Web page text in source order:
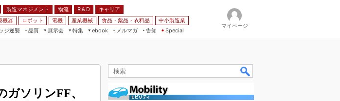
製造マネジメント 物流 R＆D
キャリア
機器 ロボット 電機 産業機械 食品・薬品・衣料品
中小製造業
ジ逆襲 品質
展示会
特集
マ
ebook
メルマガ
告知 Special
マイページ
ガソリンFF、